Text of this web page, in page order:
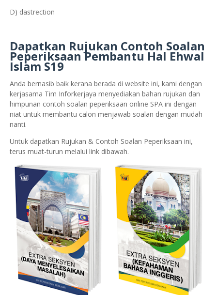
D) dastrection
Dapatkan Rujukan Contoh Soalan
Peperiksaan Pembantu Hal Ehwal
Islam S19
Anda bernasib baik kerana berada di website ini, kami dengan
kerjasama Tim Inforkerjaya menyediakan bahan rujukan dan
himpunan contoh soalan peperiksaan online SPA ini dengan
niat untuk membantu calon menjawab soalan dengan mudah
nanti.
Untuk dapatkan Rujukan & Contoh Soalan Peperiksaan ini,
terus muat-turun melalui link dibawah.